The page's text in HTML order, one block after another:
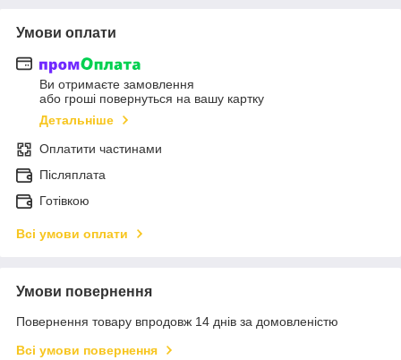
Умови оплати
Ви отримаєте замовлення
або гроші повернуться на вашу картку
Детальніше
Оплатити частинами
Післяплата
Готівкою
Всі умови оплати
Умови повернення
Повернення товару впродовж 14 днів за домовленістю
Всі умови повернення